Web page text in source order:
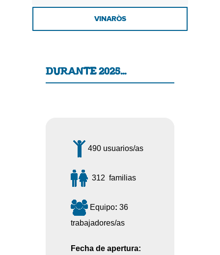
VINARÒS
DURANTE 2025…
490 usuarios/as
312 familias
Equipo: 36
trabajadores/as
Fecha de apertura: